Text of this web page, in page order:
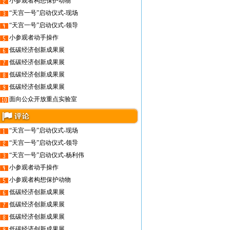
“天宫一号”启动仪式-现场
“天宫一号”启动仪式-领导
小参观者动手操作
低碳经济创新成果展
低碳经济创新成果展
低碳经济创新成果展
低碳经济创新成果展
面向公众开放重点实验室
“天宫一号”启动仪式-现场
“天宫一号”启动仪式-领导
“天宫一号”启动仪式-杨利伟
小参观者动手操作
小参观者构想保护动物
低碳经济创新成果展
低碳经济创新成果展
低碳经济创新成果展